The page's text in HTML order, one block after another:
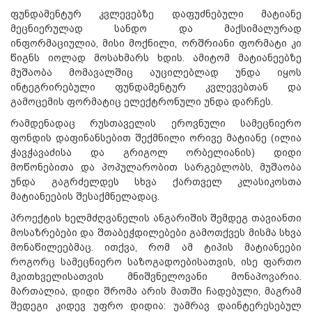
ფუნდამენტურ კვლევებზე დაფუძნებული მატიანე
მეცნიერულად სანდო და მაქსიმალურად
ინფორმაციულია, მისი მოქნილი, ორშრიანი ფორმატი კი
წიგნს იოლად მოსახმარს ხდის. ამიტომ მატიანეებზე
მუშაობა მომავალშიც აუცილებლად უნდა იყოს
ინტეგრირებული ფუნდამენტურ კვლევებთან და
გამოცემის ფორმატიც ელექტრონული უნდა დარჩეს.
რამდენადაც რუსთაველის ეროვნული სამეცნიერო
ფონდის დაფინანსებით შექმნილი ორივე მატიანე (ილია
ჭავჭავაძისა და გრიგოლ ორბელიანის) დიდი
მოწონებითა და პოპულარობით სარგებლობს, მუშაობა
უნდა გაგრძელდეს სხვა ქართველ კლასიკოსთა
მატიანეების შესაქმნელადაც.
პროექტის ხელმძღვანელის ანგარიშის შემდეგ თავიანთი
მოსაზრებები და შთაბეჭდილებები გამოთქვეს მისმა სხვა
მონაწილეებმაც. ითქვა, რომ ამ ტიპის მატიანეები
როგორც სამეცნიერო საზოგადოებისათვის, ისე ფართო
მკითხველისათვის მნიშვნელოვანი მონაპოვარია.
მართალია, დიდი შრომა არის მათში ჩადებული, მაგრამ
შედეგი კიდევ უფრო დიდია: უამრავ დაინტერესებულ